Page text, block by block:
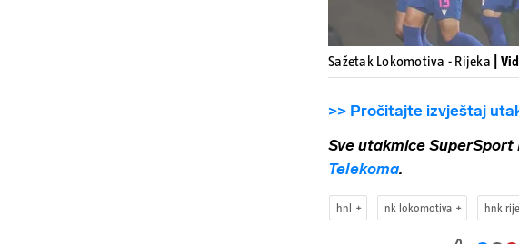
Sažetak Lokomotiva - Rijeka |
>> Pročitajte izvještaj
Sve utakmice
Telekoma.
hnl nk lokomotiva hnk